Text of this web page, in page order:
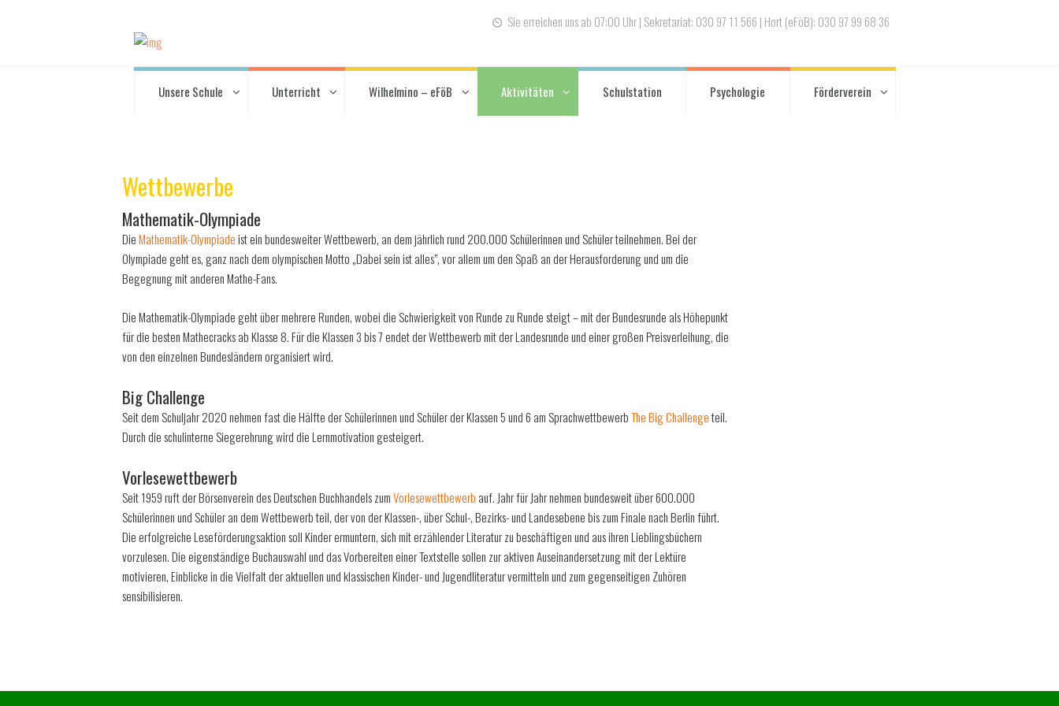
Sie erreichen uns ab 07:00 Uhr | Sekretariat: 030 97 11 566 | Hort (eFöB): 030 97 99 68 36
Unsere Schule Unterricht Wilhelmino – eFöB Aktivitäten Schulstation Psychologie Förderverein
Wettbewerbe
Mathematik-Olympiade
DieMathematik-Olympiadeist ein bundesweiter Wettbewerb, an dem jährlich rund 200.000 Schülerinnen und Schüler teilnehmen. Bei der
Olympiade geht es, ganz nach dem olympischen Motto „Dabei sein ist alles”, vor allem um den Spaß an der Herausforderung und um die
Begegnung mit anderen Mathe-Fans.
Die Mathematik-Olympiade geht über mehrere Runden, wobei die Schwierigkeit von Runde zu Runde steigt – mit der Bundesrunde als Höhepunkt
für die besten Mathecracks ab Klasse 8. Für die Klassen 3 bis 7 endet der Wettbewerb mit der Landesrunde und einer großen Preisverleihung, die
von den einzelnen Bundesländern organisiert wird.
Big Challenge
Seit dem Schuljahr 2020 nehmen fast die Hälfte der Schülerinnen und Schüler der Klassen 5 und 6 am SprachwettbewerbThe Big Challengeteil.
Durch die schulinterne Siegerehrung wird die Lernmotivation gesteigert.
Vorlesewettbewerb
Seit 1959 ruft der Börsenverein des Deutschen Buchhandels zumVorlesewettbewerb auf. Jahr für Jahr nehmen bundesweit über 600.000
Schülerinnen und Schüler an dem Wettbewerb teil, der von der Klassen-, über Schul-, Bezirks- und Landesebene bis zum Finale nach Berlin führt.
Die erfolgreiche Leseförderungsaktion soll Kinder ermuntern, sich mit erzählender Literatur zu beschäftigen und aus ihren Lieblingsbüchern
vorzulesen. Die eigenständige Buchauswahl und das Vorbereiten einer Textstelle sollen zur aktiven Auseinandersetzung mit der Lektüre
motivieren, Einblicke in die Vielfalt der aktuellen und klassischen Kinder- und Jugendliteratur vermitteln und zum gegenseitigen Zuhören
sensibilisieren.